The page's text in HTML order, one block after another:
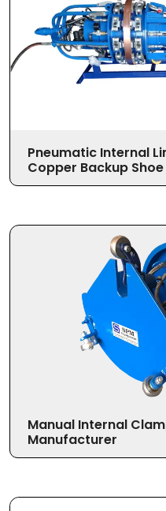
Pneumatic Internal
Copper Backup Shoe
Manual Internal
Manufacturer